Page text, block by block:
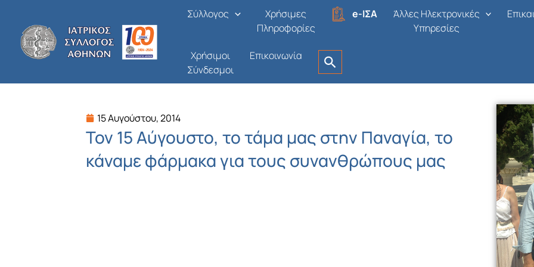
περιεχόμενο
Σύλλογος
Χρήσιμες
Πληροφορίες
e-ΙΣΑ
Άλλες Ηλεκτρονικές
Υπηρεσίες
Χρήσιμοι
Σύνδεσμοι
Επικοινωνία
15 Αυγούστου, 2014
Τον 15 Αύγουστο, το τάμα μας στην Παναγία, το
κάναμε φάρμακα για τους συνανθρώπους μας